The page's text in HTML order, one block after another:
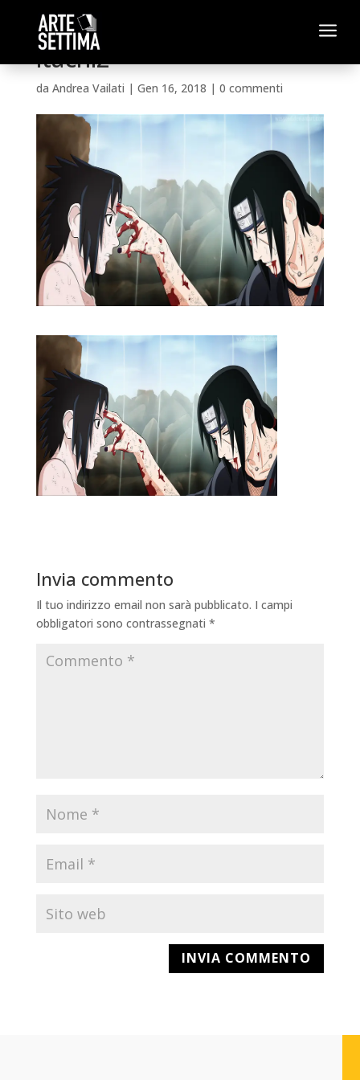
a
itachi2
da Andrea Vailati | Gen 16, 2018 | 0 commenti
Invia commento
Il tuo indirizzo email non sarà pubblicato. I campi
obbligatori sono contrassegnati *